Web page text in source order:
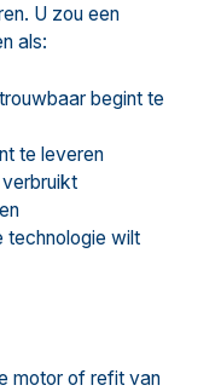
U zou een
als:
begint te
te leveren
technologie wilt
motor of refit van